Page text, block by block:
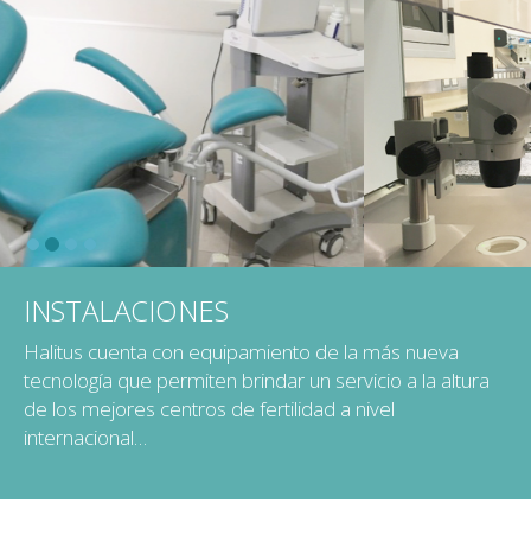
INSTALACIONES
Halitus cuenta con equipamiento de la más nueva
tecnología que permiten brindar un servicio a la altura
de los mejores centros de fertilidad a nivel
internacional…